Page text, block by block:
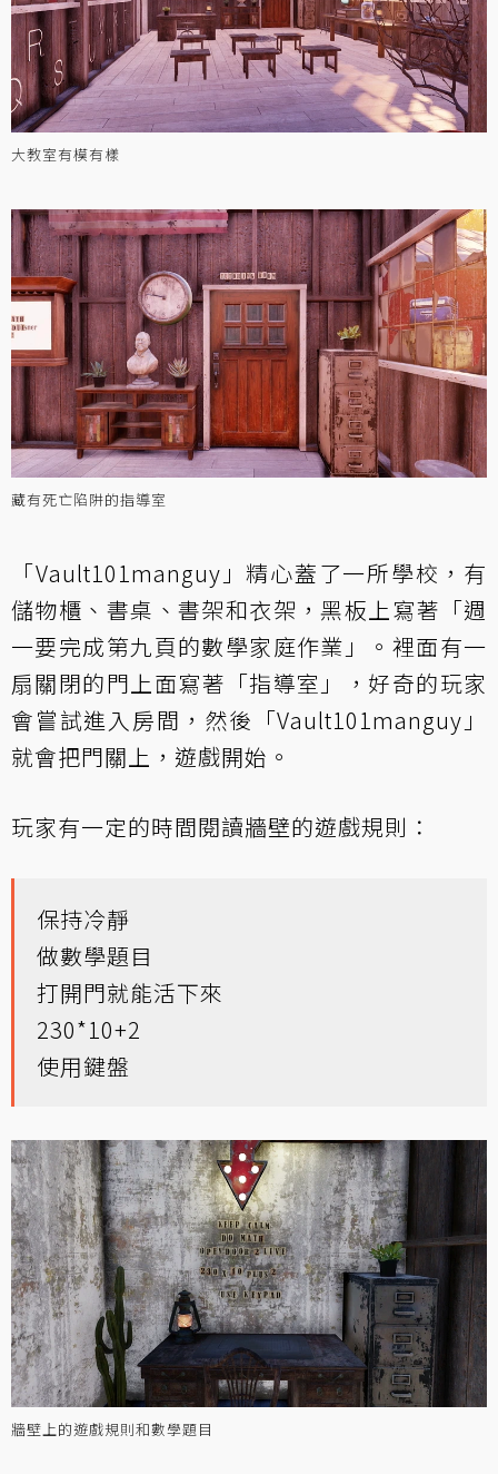
大教室有模有樣
藏有死亡陷阱的指導室
「Vault101manguy」精心蓋了一所學校，有
儲物櫃、書桌、書架和衣架，黑板上寫著「週
一要完成第九頁的數學家庭作業」。裡面有一
扇關閉的門上面寫著「指導室」，好奇的玩家
會嘗試進入房間，然後「Vault101manguy」
就會把門關上，遊戲開始。
玩家有一定的時間閱讀牆壁的遊戲規則：
保持冷靜
做數學題目
打開門就能活下來
230*10+2
使用鍵盤
牆壁上的遊戲規則和數學題目